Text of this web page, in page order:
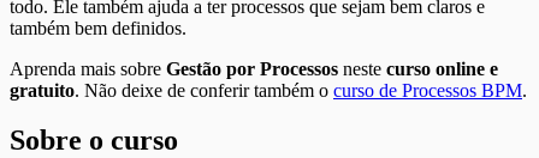
todo. Ele também ajuda a ter processos que sejam bem claros e
também bem definidos.
Aprenda mais sobre Gestão por Processos neste curso online e
gratuito. Não deixe de conferir também o curso de Processos BPM.
Sobre o curso